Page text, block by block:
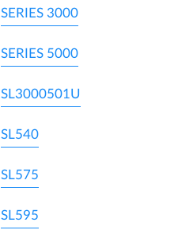
SERIES 3000
SERIES 5000
SL3000501U
SL540
SL575
SL595